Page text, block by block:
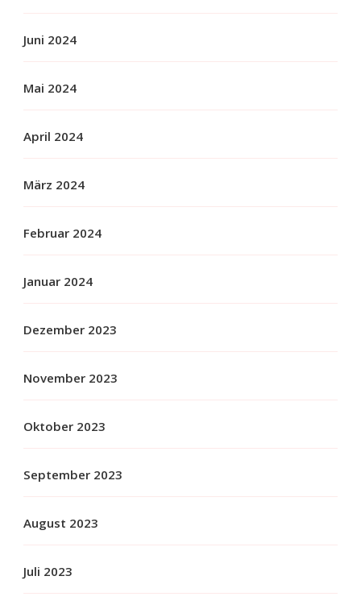
Juni 2024
Mai 2024
April 2024
März 2024
Februar 2024
Januar 2024
Dezember 2023
November 2023
Oktober 2023
September 2023
August 2023
Juli 2023